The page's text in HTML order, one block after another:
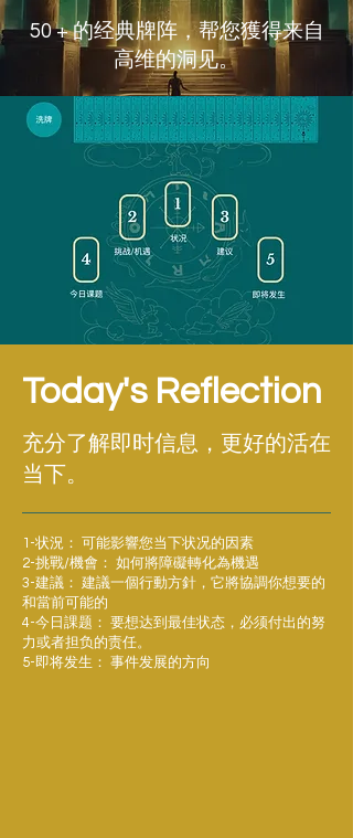
50 + 的经典牌阵，帮您獲得来自
高维的洞见。
Today's Reflection
充分了解即时信息，更好的活在
当下。
1-状況： 可能影響您当下状况的因素
2-挑戰/機會： 如何將障礙轉化為機遇
3-建議： 建議一個行動方針，它將協調你想要的
和當前可能的
4-今日課题： 要想达到最佳状态，必须付出的努
力或者担负的责任。
5-即将发生： 事件发展的方向